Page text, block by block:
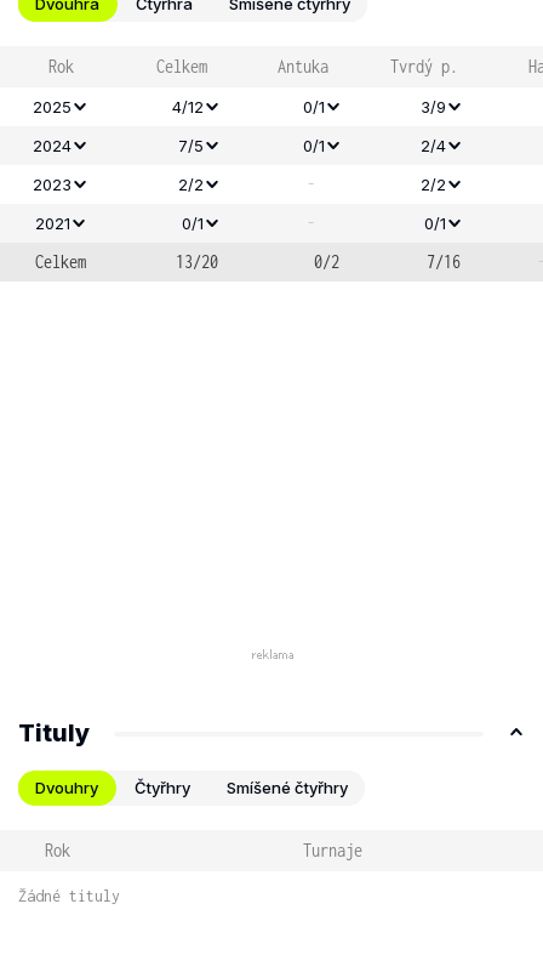
Rok Celkem Antuka Tvrdý p.
2025 4/12 0/1
3/9
2024
7/5 0/1
2/4
2023
2/2 -
2/2
2021
0/1 - 0/1
Celkem 13/20 0/2 7/16
Tituly
Dvouhry Čtyřhry Smíšené čtyřhry
Rok Turnaje
Žádné tituly